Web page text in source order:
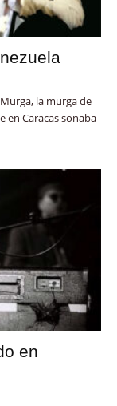
Murga, la murga de
en Caracas sonaba
en